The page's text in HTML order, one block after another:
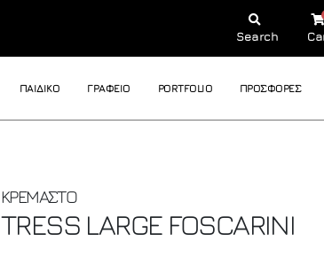
Search
ΠΑΙΔΙΚΟ ΓΡΑΦΕΙΟ PORTFOLIO ΠΡΟΣΦΟΡΕΣ
ΚΡΕΜΑΣΤΟ
TRESS LARGE FOSCARINI